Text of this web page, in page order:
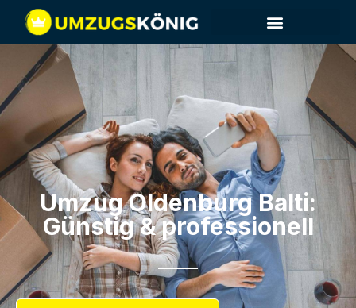
Umzug Oldenburg​ Balti:
Günstig & professionell​